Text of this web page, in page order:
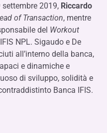
2019, Riccardo
of Transaction, mentre
del Workout
NPL. Sigaudo e De
all’interno della banca,
e dinamiche e
di sviluppo, solidità e
Banca IFIS.